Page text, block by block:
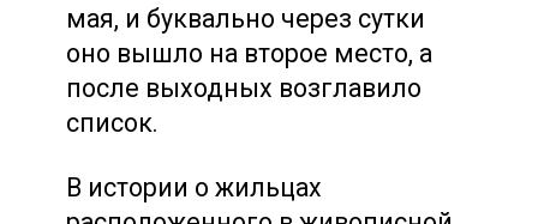
мая, и буквально через сутки
оно вышло на второе место, а
после выходных возглавило
список.
В истории о жильцах